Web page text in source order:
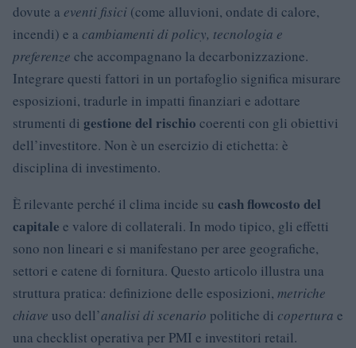
dovute a eventi fisici (come alluvioni, ondate di calore,
incendi) e a cambiamenti di policy, tecnologia e
preferenze che accompagnano la decarbonizzazione.
Integrare questi fattori in un portafoglio significa misurare
esposizioni, tradurle in impatti finanziari e adottare
strumenti di gestione del rischio coerenti con gli obiettivi
dell’investitore. Non è un esercizio di etichetta: è
disciplina di investimento.
È rilevante perché il clima incide su cash flowcosto del
capitale e valore di collaterali. In modo tipico, gli effetti
sono non lineari e si manifestano per aree geografiche,
settori e catene di fornitura. Questo articolo illustra una
struttura pratica: definizione delle esposizioni, metriche
chiave uso dell’analisi di scenario politiche di copertura e
una checklist operativa per PMI e investitori retail.